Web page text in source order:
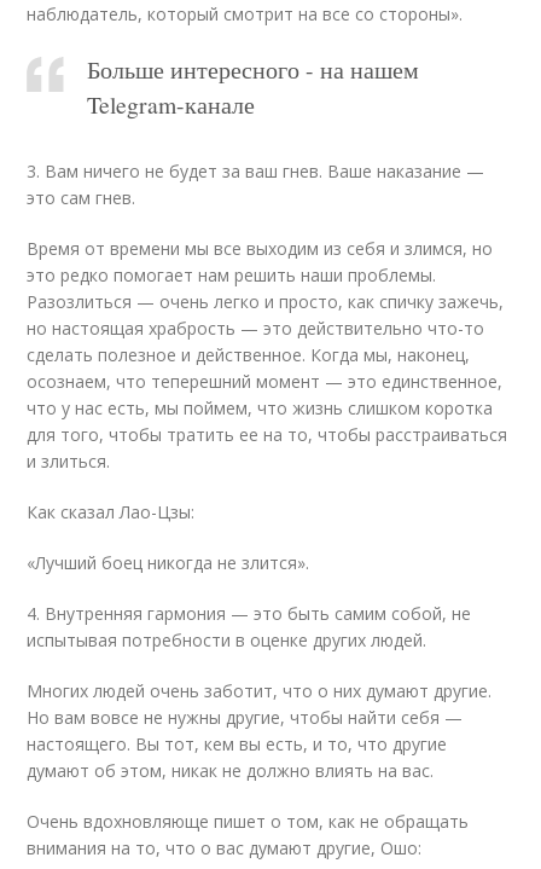
наблюдатель, который смотрит на все со стороны».
Больше интересного - на нашем
Telegram-канале
3. Вам ничего не будет за ваш гнев. Ваше наказание —
это сам гнев.
Время от времени мы все выходим из себя и злимся, но
это редко помогает нам решить наши проблемы.
Разозлиться — очень легко и просто, как спичку зажечь,
но настоящая храбрость — это действительно что-то
сделать полезное и действенное. Когда мы, наконец,
осознаем, что теперешний момент — это единственное,
что у нас есть, мы поймем, что жизнь слишком коротка
для того, чтобы тратить ее на то, чтобы расстраиваться
и злиться.
Как сказал Лао-Цзы:
«Лучший боец ​​никогда не злится».
4. Внутренняя гармония — это быть самим собой, не
испытывая потребности в оценке других людей.
Многих людей очень заботит, что о них думают другие.
Но вам вовсе не нужны другие, чтобы найти себя —
настоящего. Вы тот, кем вы есть, и то, что другие
думают об этом, никак не должно влиять на вас.
Очень вдохновляюще пишет о том, как не обращать
внимания на то, что о вас думают другие, Ошо: